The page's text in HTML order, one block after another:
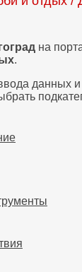
на
.
данных